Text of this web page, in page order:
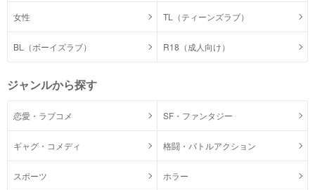
女性 TL（ティーンズラブ）
BL（ボーイズラブ） R18（成人向け）
ジャンルから探す
恋愛・ラブコメ SF・ファンタジー
ギャグ・コメディ 格闘・バトルアクション
スポーツ ホラー